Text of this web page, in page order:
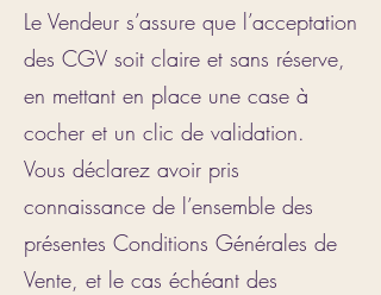
Le Vendeur s’assure que l’acceptation
des CGV soit claire et sans réserve,
en mettant en place une case à
cocher et un clic de validation.
Vous déclarez avoir pris
connaissance de l’ensemble des
présentes Conditions Générales de
Vente, et le cas échéant des